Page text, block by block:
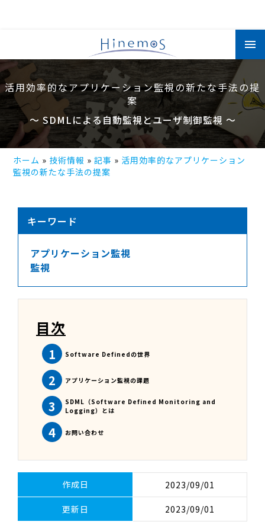
コ
ン
テ
ン活用効率的なアプリケーション監視の新たな手法の提
案
～ SDMLによる自動監視とユーザ制御監視 ～
ホーム 技術情報 記事
活用効率的なアプリケーション
監視の新たな手法の提案
キーワード
アプリケーション監視
監視
目次
1 Software Definedの世界
2 アプリケーション監視の課題
3
SDML（Software Defined Monitoring and
Logging）とは
4 お問い合わせ
作成日 2023/09/01
更新日 2023/09/01